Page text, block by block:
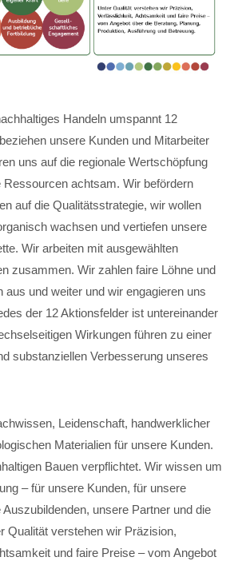
Handeln umspannt 12
unsere Kunden und Mitarbeiter
uns auf die regionale Wertschöpfung
Ressourcen achtsam. Wir befördern
auf die Qualitätsstrategie, wir wollen
wachsen und vertiefen unsere
Wir arbeiten mit ausgewählten
zusammen. Wir zahlen faire Löhne und
aus und weiter und wir engagieren uns
der 12 Aktionsfelder ist untereinander
Wirkungen führen zu einer
substanziellen Verbesserung unseres
Leidenschaft, handwerklicher
Materialien für unsere Kunden.
Bauen verpflichtet. Wir wissen um
– für unsere Kunden, für unsere
Auszubildenden, unsere Partner und die
Qualität verstehen wir Präzision,
und faire Preise – vom Angebot